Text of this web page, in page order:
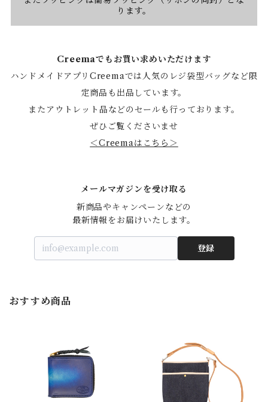
ります。
Creemaでもお買い求めいただけます
ハンドメイドアプリCreemaでは人気のレジ袋型バッグなど限
定商品も出品しています。
またアウトレット品などのセールも行っております。
ぜひご覧くださいませ
＜Creemaはこちら＞
メールマガジンを受け取る
新商品やキャンペーンなどの
最新情報をお届けいたします。
登録
おすすめ商品